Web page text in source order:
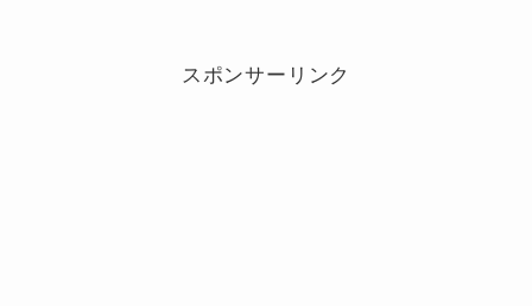
スポンサーリンク